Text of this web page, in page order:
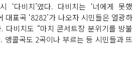
‘다비치’였다. 다비치는 ‘너에게 못했
대표곡 ‘8282’가 나오자 시민들은 열광하
다비치도 “마치 콘서트장 분위기를 방불
앵콜곡도 2곡이나 부르는 등 시민들과 뜨